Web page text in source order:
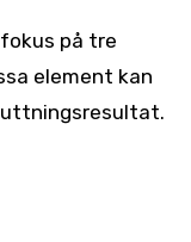
på tre
element kan